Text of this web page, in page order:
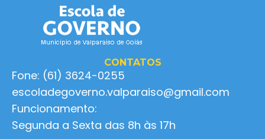
CONTATOS
Fone: (61) 3624-0255
escoladegoverno.valparaiso@gmail.com
Funcionamento:
Segunda a Sexta das 8h às 17h